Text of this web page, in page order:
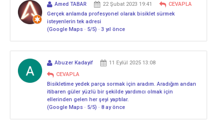
Amed TABAR 22 Şubat 2023 19:41
CEVAPLA
Gerçek anlamda profesyonel olarak bisiklet sürmek
isteyenlerin tek adresi
(Google Maps · 5/5) · 3 yıl önce
Abuzer Kadayif
11 Eylül 2025 13:08
CEVAPLA
Bisikletime yedek parça sormak için aradım. Aradığım andan
itibaren güler yüzlü bir şekilde yardımcı olmak için
ellerinden gelen her şeyi yaptılar.
(Google Maps · 5/5) · 8 ay önce